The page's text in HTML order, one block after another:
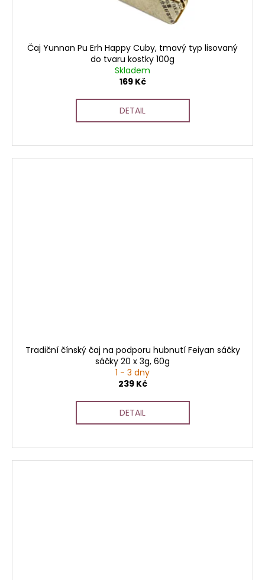
Čaj Yunnan Pu Erh Happy Cuby, tmavý typ lisovaný
do tvaru kostky 100g
Skladem
169 Kč
DETAIL
Tradiční čínský čaj na podporu hubnutí Feiyan sáčky
sáčky 20 x 3g, 60g
1 - 3 dny
239 Kč
DETAIL